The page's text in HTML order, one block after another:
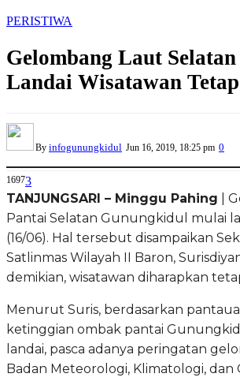
PERISTIWA
Gelombang Laut
Landai Wisatawan
By infogunungkidul Jun 16, 2019, 18:25 pm 0
16973
TANJUNGSARI – Minggu Pahing |
Pantai Selatan Gunungkidul mulai
(16/06). Hal tersebut disampaikan
Satlinmas Wilayah II Baron,
demikian, wisatawan diharapkan
Menurut Suris, berdasarkan
ketinggian ombak pantai
landai, pasca adanya peringatan
Badan Meteorologi, Klimatologi, dan